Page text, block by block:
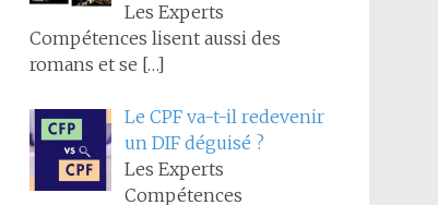
Les Experts
Compétences lisent aussi des
romans et se […]
Le CPF va-t-il redevenir
un DIF déguisé ?
Les Experts
Compétences